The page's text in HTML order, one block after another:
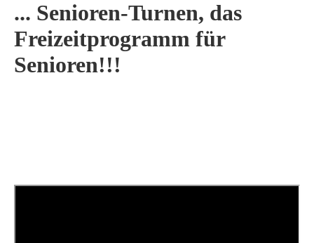
... Senioren-Turnen, das
Freizeitprogramm für
Senioren!!!